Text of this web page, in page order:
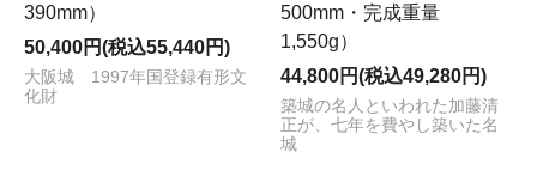
390mm）
50,400円(税込55,440円)
大阪城 1997年国登録有形文
化財
500mm・完成重量
1,550g）
44,800円(税込49,280円)
築城の名人といわれた加藤清
正が、七年を費やし築いた名
城